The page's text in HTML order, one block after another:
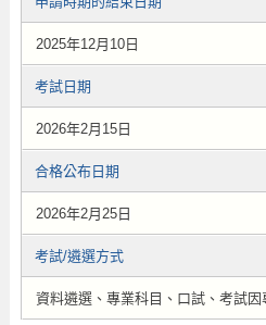
2025年12月10日
考試日期
2026年2月15日
合格公布日期
2026年2月25日
考試/遴選方式
資料遴選、專業科目、口試、考試